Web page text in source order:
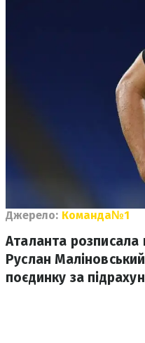
Джерело: Команда№1
Аталанта розписала
Руслан
поєдинку за